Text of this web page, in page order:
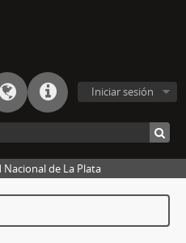
Iniciar sesión
de La Plata